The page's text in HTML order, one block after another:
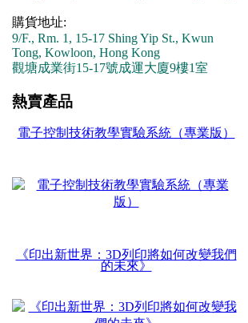
購貨地址:
9/F., Rm. 1, 15-17 Shing Yip St., Kwun
Tong, Kowloon, Hong Kong
觀塘成業街15-17號成運大廈9樓1室
熱賣產品
電子控制技術教學實驗系統（專業版）
《印出新世界：3D列印將如何改變我們
的未來》